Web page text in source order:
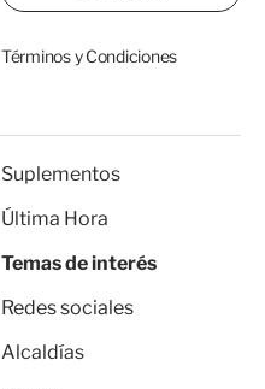
Términos y Condiciones
Suplementos
Última Hora
Temas de interés
Redes sociales
Alcaldías